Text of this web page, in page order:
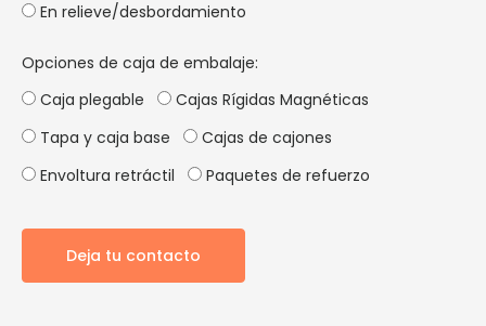
En relieve/desbordamiento
Opciones de caja de embalaje:
Caja plegable
Cajas Rígidas Magnéticas
Tapa y caja base
Cajas de cajones
Envoltura retráctil
Paquetes de refuerzo
Deja tu contacto